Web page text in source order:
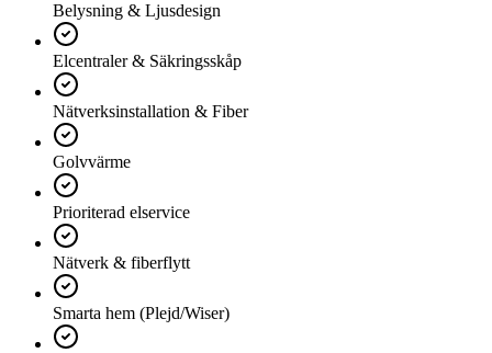
Belysning & Ljusdesign
Elcentraler & Säkringsskåp
Nätverksinstallation & Fiber
Golvvärme
Prioriterad elservice
Nätverk & fiberflytt
Smarta hem (Plejd/Wiser)